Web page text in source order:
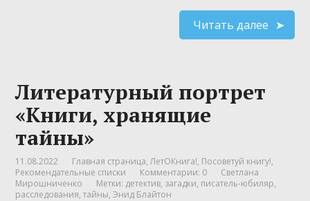
Читать далее
Литературный портрет
«Книги, хранящие
тайны»
11.08.2022 Главная страница,ЛетОКнига!, Посоветуй книгу!,
Рекомендательные списки
Комментарии: 0
Светлана
Мирошниченко
Метки: детектив, загадки, писатель-юбиляр,
расследования,тайны,Энид Блайтон